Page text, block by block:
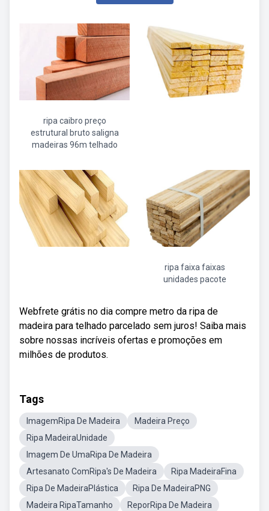
ripa caibro preço
estrutural bruto saligna
madeiras 96m telhado
ripa faixa faixas
unidades pacote
Webfrete grátis no dia compre metro da ripa de
madeira para telhado parcelado sem juros! Saiba mais
sobre nossas incríveis ofertas e promoções em
milhões de produtos.
Tags
ImagemRipa De Madeira
Madeira Preço
Ripa MadeiraUnidade
Imagem De UmaRipa De Madeira
Artesanato ComRipa's De Madeira
Ripa MadeiraFina
Ripa De MadeiraPlástica
Ripa De MadeiraPNG
Madeira RipaTamanho
ReporRipa De Madeira